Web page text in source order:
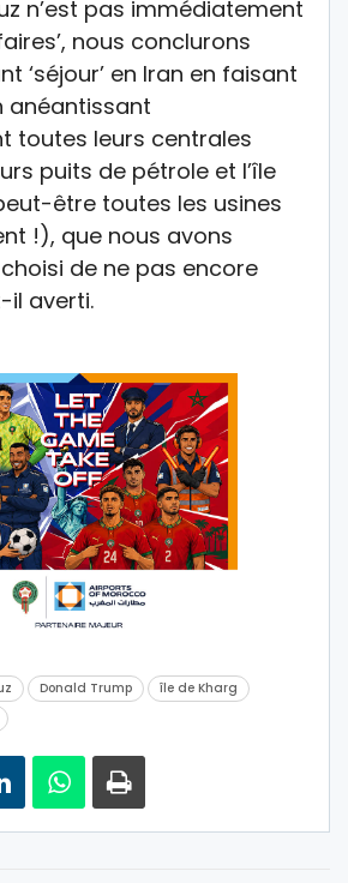
n’est pas immédiatement
nous conclurons
‘séjour’ en Iran en faisant
anéantissant
toutes leurs centrales
puits de pétrole et l’île
être toutes les usines
!), que nous avons
de ne pas encore
il averti.
Donald Trump
île de Kharg